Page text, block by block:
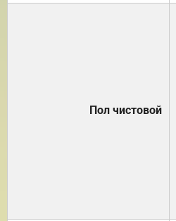
Пол чистовой